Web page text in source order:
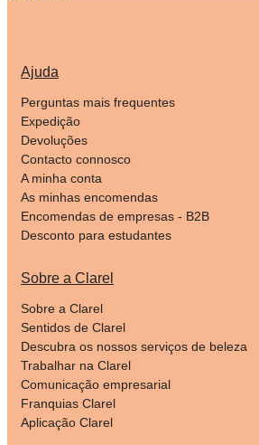
Ajuda
Perguntas mais frequentes
Expedição
Devoluções
Contacto connosco
A minha conta
As minhas encomendas
Encomendas de empresas - B2B
Desconto para estudantes
Sobre a Clarel
Sobre a Clarel
Sentidos de Clarel
Descubra os nossos serviços de beleza
Trabalhar na Clarel
Comunicação empresarial
Franquias Clarel
Aplicação Clarel